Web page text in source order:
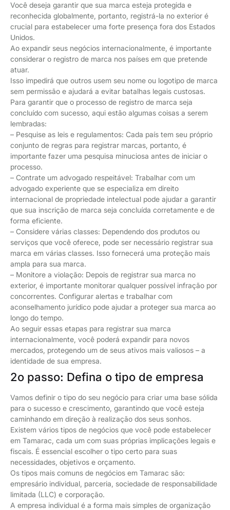
Você deseja garantir que sua marca esteja protegida e
reconhecida globalmente, portanto, registrá-la no exterior é
crucial para estabelecer uma forte presença fora dos Estados
Unidos.
Ao expandir seus negócios internacionalmente, é importante
considerar o registro de marca nos países em que pretende
atuar.
Isso impedirá que outros usem seu nome ou logotipo de marca
sem permissão e ajudará a evitar batalhas legais custosas.
Para garantir que o processo de registro de marca seja
concluído com sucesso, aqui estão algumas coisas a serem
lembradas:
– Pesquise as leis e regulamentos: Cada país tem seu próprio
conjunto de regras para registrar marcas, portanto, é
importante fazer uma pesquisa minuciosa antes de iniciar o
processo.
– Contrate um advogado respeitável: Trabalhar com um
advogado experiente que se especializa em direito
internacional de propriedade intelectual pode ajudar a garantir
que sua inscrição de marca seja concluída corretamente e de
forma eficiente.
– Considere várias classes: Dependendo dos produtos ou
serviços que você oferece, pode ser necessário registrar sua
marca em várias classes. Isso fornecerá uma proteção mais
ampla para sua marca.
– Monitore a violação: Depois de registrar sua marca no
exterior, é importante monitorar qualquer possível infração por
concorrentes. Configurar alertas e trabalhar com
aconselhamento jurídico pode ajudar a proteger sua marca ao
longo do tempo.
Ao seguir essas etapas para registrar sua marca
internacionalmente, você poderá expandir para novos
mercados, protegendo um de seus ativos mais valiosos – a
identidade de sua empresa.
2o passo: Defina o tipo de empresa
Vamos definir o tipo do seu negócio para criar uma base sólida
para o sucesso e crescimento, garantindo que você esteja
caminhando em direção à realização dos seus sonhos.
Existem vários tipos de negócios que você pode estabelecer
em Tamarac, cada um com suas próprias implicações legais e
fiscais. É essencial escolher o tipo certo para suas
necessidades, objetivos e orçamento.
Os tipos mais comuns de negócios em Tamarac são:
empresário individual, parceria, sociedade de responsabilidade
limitada (LLC) e corporação.
A empresa individual é a forma mais simples de organização